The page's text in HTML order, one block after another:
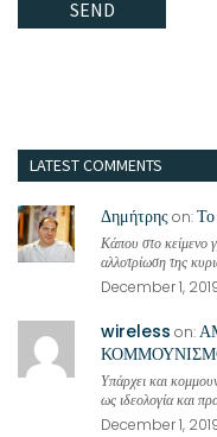
LATEST COMMENTS
Δημήτρηςon:Το
Κάπου στο κείμενο
αλλοτρίωση της
December 1,
wireless on:
Υπάρχει και
ως ιδεολογία και
December 1,